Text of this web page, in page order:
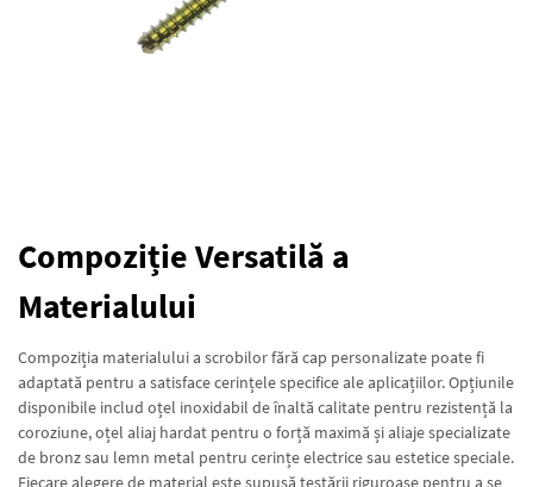
Compoziție Versatilă a
Materialului
Compoziția materialului a scrobilor fără cap personalizate poate fi
adaptată pentru a satisface cerințele specifice ale aplicațiilor. Opțiunile
disponibile includ oțel inoxidabil de înaltă calitate pentru rezistență la
coroziune, oțel aliaj hardat pentru o forță maximă și aliaje specializate
de bronz sau lemn metal pentru cerințe electrice sau estetice speciale.
Fiecare alegere de material este supusă testării riguroase pentru a se